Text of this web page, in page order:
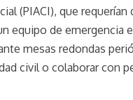
(PIACI), que
equipo de emergencia
mesas redondas
civil o colaborar con